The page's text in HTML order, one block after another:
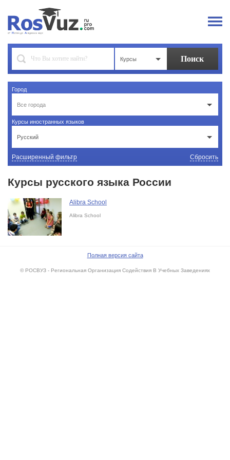
Курсы
Город
Все города
Курсы иностранных языков
Русский
Расширенный фильтр Сбросить
Курсы русского языка России
Alibra School
Alibra School
Полная версия сайта
© РОСВУЗ - Региональная Организация Содействия В Учебных Заведениях